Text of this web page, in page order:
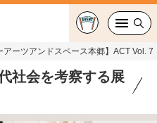
アーツアンドスペース本郷】ACT Vol.
社会を考察する展